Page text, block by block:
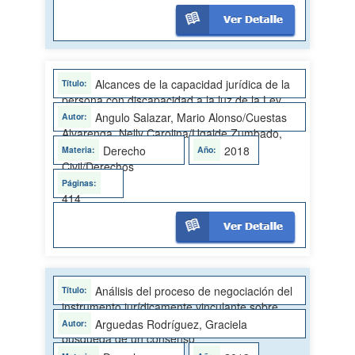
Alcances de la capacidad jurídica de la
persona con discapacidad a la luz de la Ley
de la Autonomía Personal no. 9379
Angulo Salazar, Mario Alonso/Cuestas
Alvarenga, Nelly Carolina/Ugalde Zumbado,
Yuliana Andrea
Derecho
Civil/Derechos
Humanos
2018
414
Análisis del proceso de negociación del
instrumento jurídicamente vinculante sobre
empresas y derechos humanos: hacia la
búsqueda de un consenso
Arguedas Rodríguez, Graciela